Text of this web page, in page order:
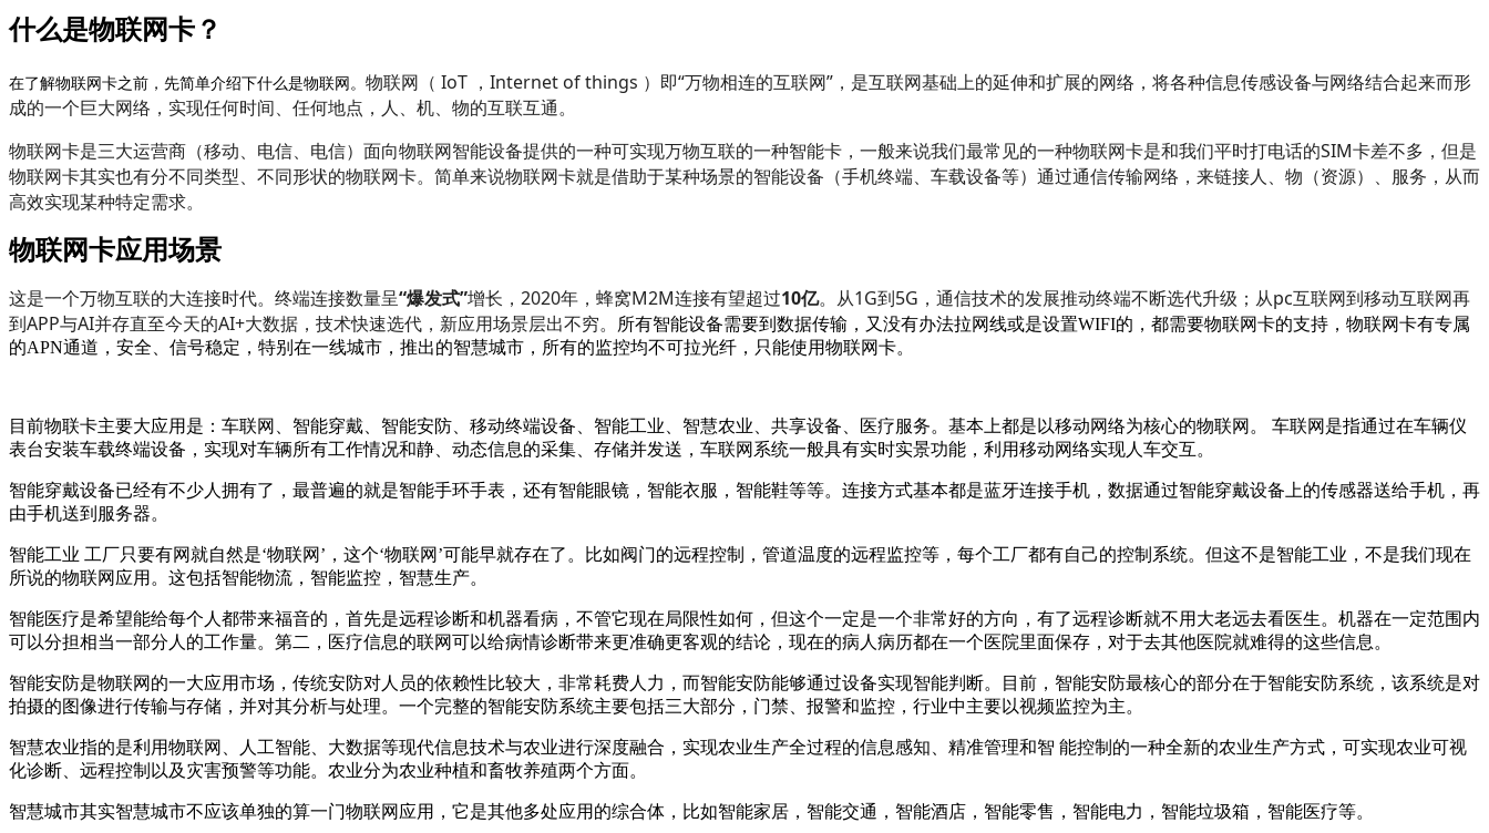
什么是物联网卡？
在了解物联网卡之前，先简单介绍下什么是物联网。 物联网（ IoT ，Internet of things ）即“万物相连的互联网”，是互联网基础上的延伸和扩展的网络，将各种信息传感设备与网络结合起来而形
成的一个巨大网络，实现任何时间、任何地点，人、机、物的互联互通。
物联网卡是三大运营商（移动、电信、电信）面向物联网智能设备提供的一种可实现万物互联的一种智能卡，一般来说我们最常见的一种物联网卡是和我们平时打电话的SIM卡差不多，但是
物联网卡其实也有分不同类型、不同形状的物联网卡。 简单来说物联网卡就是借助于某种场景的智能设备（手机终端、车载设备等）通过通信传输网络，来链接人、物（资源）、服务，从而
高效实现某种特定需求。
物联网卡应用场景
这是一个万物互联的大连接时代。终端连接数量呈“爆发式”增长，2020年，蜂窝M2M连接有望超过10亿。从1G到5G，通信技术的发展推动终端不断选代升级；从pc互联网到移动互联网再
到APP与AI并存直至今天的AI+大数据，技术快速选代，新应用场景层出不穷。
所有智能设备需要到数据传输，又没有办法拉网线或是设置WIFI的，都需要物联网卡的支持，物联网卡有专属
的APN通道，安全、信号稳定，特别在一线城市，推出的智慧城市，所有的监控均不可拉光纤，只能使用物联网卡。
目前物联卡主要大应用是：车联网、智能穿戴、智能安防、移动终端设备、智能工业、智慧农业、共享设备、医疗服务。基本上都是以移动网络为核心的物联网。 车联网是指通过在车辆仪
表台安装车载终端设备，实现对车辆所有工作情况和静、动态信息的采集、存储并发送，车联网系统一般具有实时实景功能，利用移动网络实现人车交互。
智能穿戴设备已经有不少人拥有了，最普遍的就是智能手环手表，还有智能眼镜，智能衣服，智能鞋等等。连接方式基本都是蓝牙连接手机，数据通过智能穿戴设备上的传感器送给手机，再
由手机送到服务器。
智能工业 工厂只要有网就自然是‘物联网’，这个‘物联网’可能早就存在了。比如阀门的远程控制，管道温度的远程监控等，每个工厂都有自己的控制系统。但这不是智能工业，不是我们现在
所说的物联网应用。这包括智能物流，智能监控，智慧生产。
智能医疗是希望能给每个人都带来福音的，首先是远程诊断和机器看病，不管它现在局限性如何，但这个一定是一个非常好的方向，有了远程诊断就不用大老远去看医生。机器在一定范围内
可以分担相当一部分人的工作量。第二，医疗信息的联网可以给病情诊断带来更准确更客观的结论，现在的病人病历都在一个医院里面保存，对于去其他医院就难得的这些信息。
智能安防是物联网的一大应用市场，传统安防对人员的依赖性比较大，非常耗费人力，而智能安防能够通过设备实现智能判断。目前，智能安防最核心的部分在于智能安防系统，该系统是对
拍摄的图像进行传输与存储，并对其分析与处理。一个完整的智能安防系统主要包括三大部分，门禁、报警和监控，行业中主要以视频监控为主。
智慧农业指的是利用物联网、人工智能、大数据等现代信息技术与农业进行深度融合，实现农业生产全过程的信息感知、精准管理和智 能控制的一种全新的农业生产方式，可实现农业可视
化诊断、远程控制以及灾害预警等功能。农业分为农业种植和畜牧养殖两个方面。
智慧城市其实智慧城市不应该单独的算一门物联网应用，它是其他多处应用的综合体，比如智能家居，智能交通，智能酒店，智能零售，智能电力，智能垃圾箱，智能医疗等。